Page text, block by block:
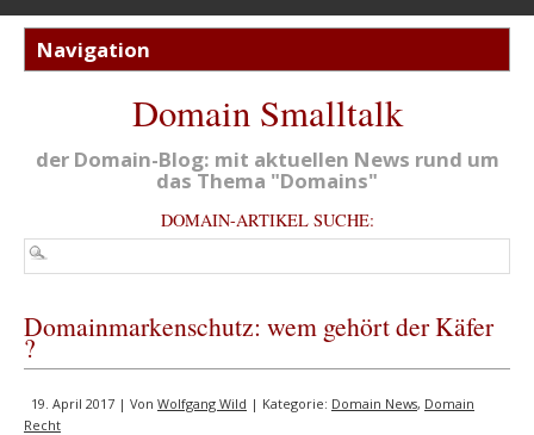
Domain Smalltalk
der Domain-Blog: mit aktuellen News rund um
das Thema "Domains"
DOMAIN-ARTIKEL SUCHE:
Domainmarkenschutz: wem gehört der Käfer
?
19. April 2017 | Von Wolfgang Wild | Kategorie: Domain News, Domain
Recht